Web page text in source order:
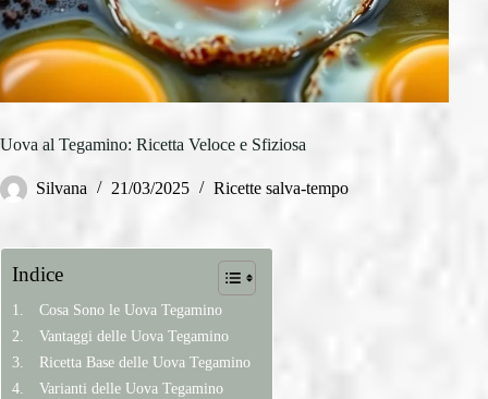
Uova al Tegamino: Ricetta Veloce e Sfiziosa
Silvana 21/03/2025 Ricette salva-tempo
Indice
Cosa Sono le Uova Tegamino
Vantaggi delle Uova Tegamino
Ricetta Base delle Uova Tegamino
Varianti delle Uova Tegamino